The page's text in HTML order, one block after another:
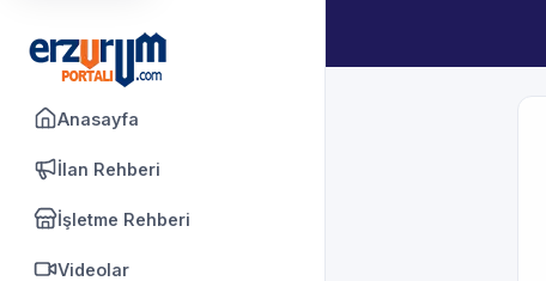
Anasayfa
İlan Rehberi
İşletme Rehberi
Videolar